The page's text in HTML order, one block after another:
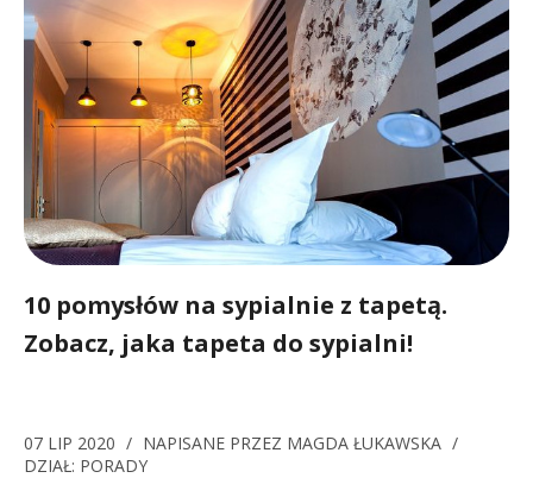
10 pomysłów na sypialnie z tapetą.
Zobacz, jaka tapeta do sypialni!
07 LIP 2020 / NAPISANE PRZEZ MAGDA ŁUKAWSKA /
DZIAŁ: PORADY